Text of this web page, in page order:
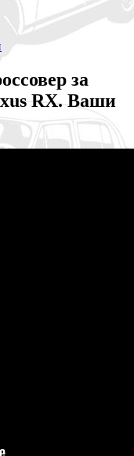
за
RX. Ваши